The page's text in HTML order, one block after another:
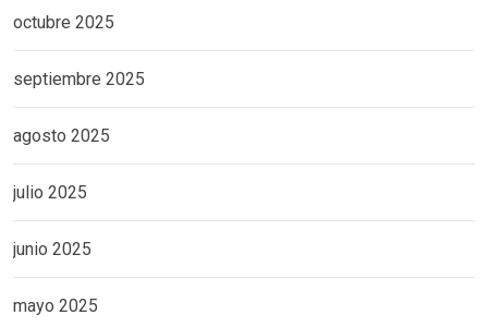
octubre 2025
septiembre 2025
agosto 2025
julio 2025
junio 2025
mayo 2025